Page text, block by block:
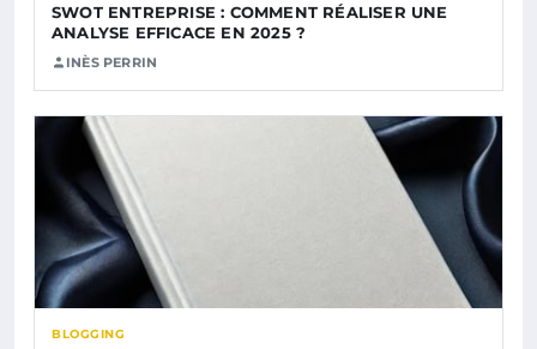
SWOT ENTREPRISE : COMMENT RÉALISER UNE
ANALYSE EFFICACE EN 2025 ?
INÈS PERRIN
BLOGGING